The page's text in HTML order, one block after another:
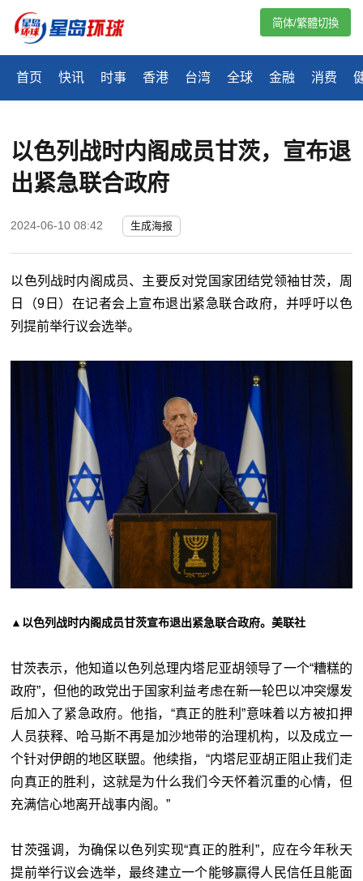
首页 快讯 时事 香港 台湾 全球 金融 消费
简体/繁體切換
以色列战时内阁成员甘茨，宣布退
出紧急联合政府
2024-06-10 08:42 生成海报
以色列战时内阁成员、主要反对党国家团结党领袖甘茨，周
日（9日）在记者会上宣布退出紧急联合政府，并呼吁以色
列提前举行议会选举。
▲以色列战时内阁成员甘茨宣布退出紧急联合政府。美联社
甘茨表示，他知道以色列总理内塔尼亚胡领导了一个“糟糕的
政府”，但他的政党出于国家利益考虑在新一轮巴以冲突爆发
后加入了紧急政府。他指，“真正的胜利”意味着以方被扣押
人员获释、哈马斯不再是加沙地带的治理机构，以及成立一
个针对伊朗的地区联盟。他续指，“内塔尼亚胡正阻止我们走
向真正的胜利，这就是为什么我们今天怀着沉重的心情，但
充满信心地离开战事内阁。”
甘茨强调，为确保以色列实现“真正的胜利”，应在今年秋天
提前举行议会选举，最终建立一个能够赢得人民信任且能面